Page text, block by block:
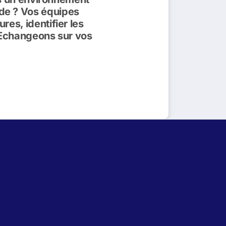
? Vos équipes
identifier les
sur vos